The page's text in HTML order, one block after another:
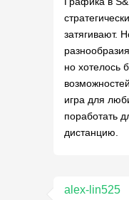
затягивают.
но хотелось
игра для
поработать
дистанцию.
alex-lin525